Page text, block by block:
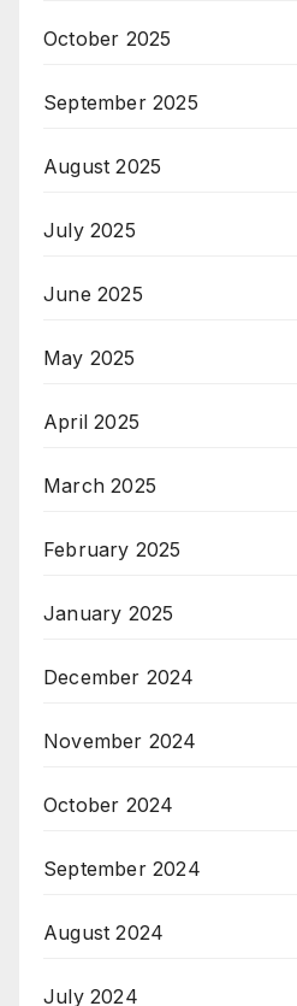
October 2025
September 2025
August 2025
July 2025
June 2025
May 2025
April 2025
March 2025
February 2025
January 2025
December 2024
November 2024
October 2024
September 2024
August 2024
July 2024